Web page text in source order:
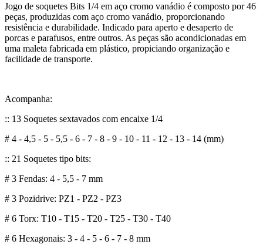
Jogo de soquetes Bits 1/4 em aço cromo vanádio é composto por 46
peças, produzidas com aço cromo vanádio, proporcionando
resistência e durabilidade. Indicado para aperto e desaperto de
porcas e parafusos, entre outros. As peças são acondicionadas em
uma maleta fabricada em plástico, propiciando organização e
facilidade de transporte.
Acompanha:
:: 13 Soquetes sextavados com encaixe 1/4
# 4 - 4,5 - 5 - 5,5 - 6 - 7 - 8 - 9 - 10 - 11 - 12 - 13 - 14 (mm)
:: 21 Soquetes tipo bits:
# 3 Fendas: 4 - 5,5 - 7 mm
# 3 Pozidrive: PZ1 - PZ2 - PZ3
# 6 Torx: T10 - T15 - T20 - T25 - T30 - T40
# 6 Hexagonais: 3 - 4 - 5 - 6 - 7 - 8 mm